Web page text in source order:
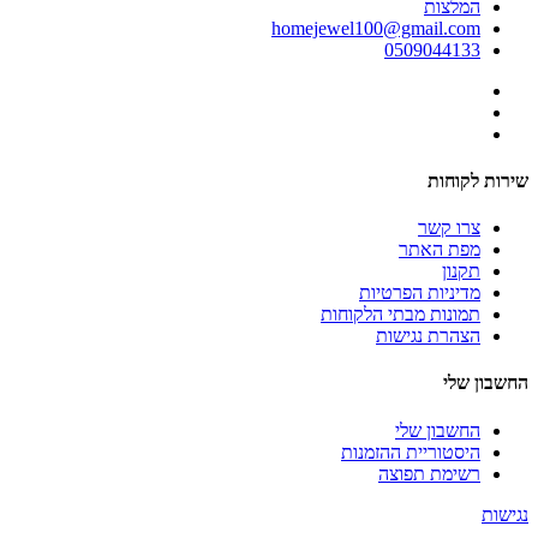
המלצות
homejewel100@gmail.com
0509044133
שירות לקוחות
צרו קשר
מפת האתר
תקנון
מדיניות הפרטיות
תמונות מבתי הלקוחות
הצהרת נגישות
החשבון שלי
החשבון שלי
היסטוריית ההזמנות
רשימת תפוצה
נגישות